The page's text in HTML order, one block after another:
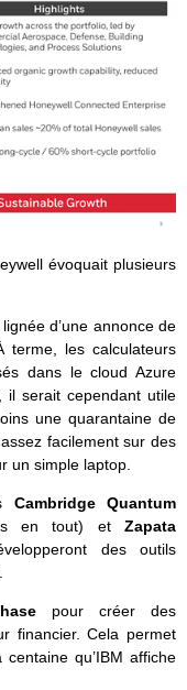
évoquait plusieurs
d’une annonce de
terme, les calculateurs
dans le cloud Azure
il serait cependant utile
une quarantaine de
facilement sur des
un simple laptop.
Cambridge Quantum
en tout) etZapata
des outils
pour créer des
financier. Cela permet
qu’IBM affiche